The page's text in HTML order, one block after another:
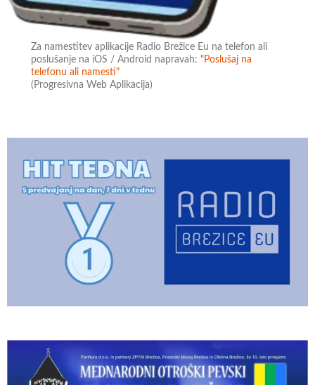
Za namestitev aplikacije Radio Brežice Eu na telefon ali
poslušanje na iOS / Android napravah:"Poslušaj na
telefonu ali namesti"
(Progresivna Web Aplikacija)